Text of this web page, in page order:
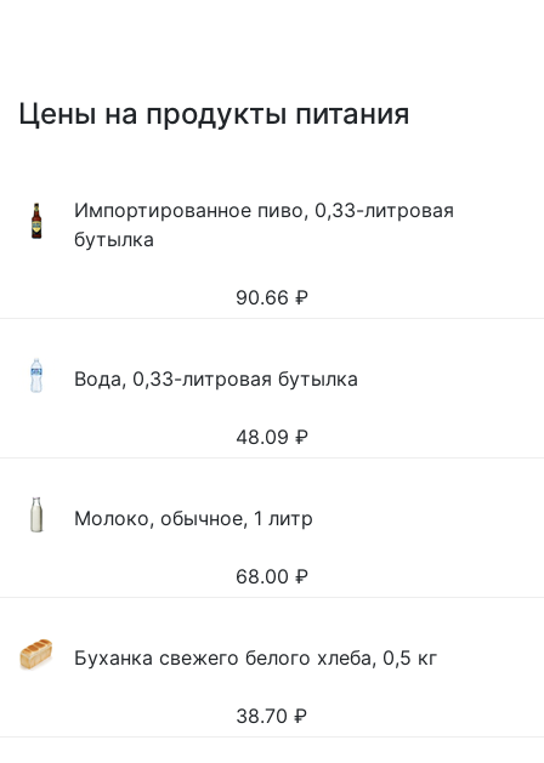
Цены на продукты питания
Импортированное пиво, 0,33-литровая
бутылка
90.66 ₽
Вода, 0,33-литровая бутылка
48.09 ₽
Молоко, обычное, 1 литр
68.00 ₽
Буханка свежего белого хлеба, 0,5 кг
38.70 ₽